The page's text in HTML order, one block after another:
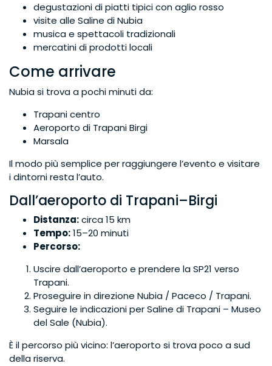
degustazioni di piatti tipici con aglio rosso
visite alle Saline di Nubia
musica e spettacoli tradizionali
mercatini di prodotti locali
Come arrivare
Nubia si trova a pochi minuti da:
Trapani centro
Aeroporto di Trapani Birgi
Marsala
Il modo più semplice per raggiungere l’evento e visitare
i dintorni resta l’auto.
Dall’aeroporto di Trapani–Birgi
Distanza:circa 15 km
Tempo:15–20 minuti
Percorso:
Uscire dall’aeroporto e prendere la SP21 verso
Trapani.
Proseguire in direzione Nubia / Paceco / Trapani.
Seguire le indicazioni per Saline di Trapani – Museo
del Sale (Nubia).
È il percorso più vicino: l’aeroporto si trova poco a sud
della riserva.